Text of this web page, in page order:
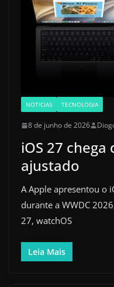
NOTICIAS TECNOLOGIA
8 de junho de 2026
iOS 27 chega
ajustado
A Apple apresentou o
durante a WWDC
27, watchOS
Leia Mais